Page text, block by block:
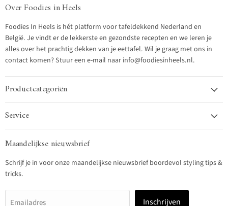
Over Foodies in Heels
Foodies In Heels is hét platform voor tafeldekkend Nederland en
België. Je vindt er de lekkerste en gezondste recepten en we leren je
alles over het prachtig dekken van je eettafel. Wil je graag met ons in
contact komen? Stuur een e-mail naar info@foodiesinheels.nl.
Productcategoriën
Service
Maandelijkse nieuwsbrief
Schrijf je in voor onze maandelijkse nieuwsbrief boordevol styling tips &
tricks.
Emailadres Inschrijven